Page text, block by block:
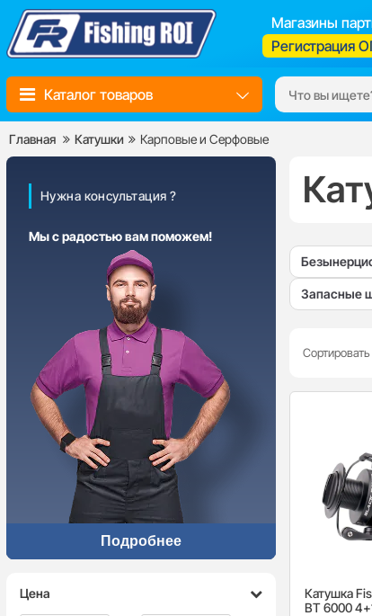
Магазины
Регистрация
Каталог товаров
Главная Катушки Карповые и Серфовые
Нужна консультация ?
Мы с радостью вам поможем!
Подробнее
Цена
Запасные
Катушка
BT 6000